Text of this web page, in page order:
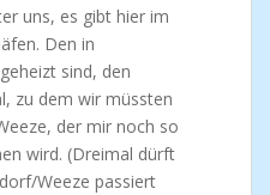
uns, es gibt hier im
Den in
sind, den
zu dem wir müssten
der mir noch so
wird. (Dreimal dürft
Weeze passiert